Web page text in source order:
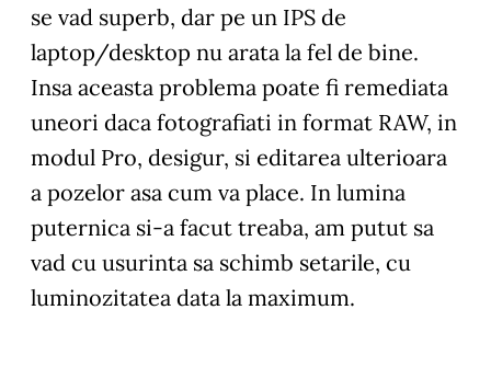
se vad superb, dar pe un IPS de
laptop/desktop nu arata la fel de bine.
Insa aceasta problema poate fi remediata
uneori daca fotografiati in format RAW, in
modul Pro, desigur, si editarea ulterioara
a pozelor asa cum va place. In lumina
puternica si-a facut treaba, am putut sa
vad cu usurinta sa schimb setarile, cu
luminozitatea data la maximum.